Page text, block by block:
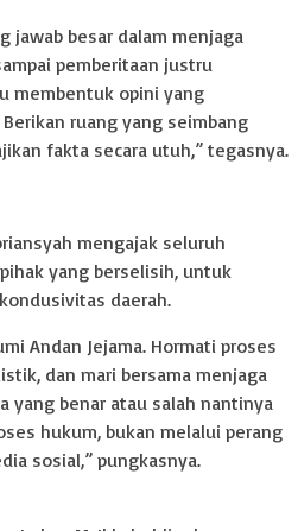
jawab besar dalam menjaga
pemberitaan justru
membentuk opini yang
ruang yang seimbang
fakta secara utuh,” tegasnya.
mengajak seluruh
yang berselisih, untuk
daerah.
Andan Jejama. Hormati proses
dan mari bersama menjaga
yang benar atau salah nantinya
hukum, bukan melalui perang
sosial,” pungkasnya.